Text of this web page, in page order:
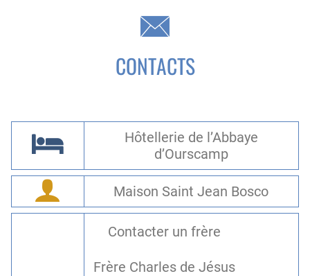
CONTACTS
Hôtellerie de l’Abbaye
d’Ourscamp
Maison Saint Jean Bosco
Contacter un frère
Frère Charles de Jésus